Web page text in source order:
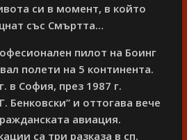
си в момент, в който
със Смъртта…
пилот на Боинг
полети на 5 континента.
в София, през 1987 г.
Бенковски” и оттогава вече
авиация.
са три разказа в сп.